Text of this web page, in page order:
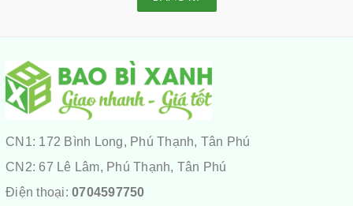
CN1: 172 Bình Long, Phú Thạnh, Tân Phú
CN2: 67 Lê Lâm, Phú Thạnh, Tân Phú
Điện thoại: 0704597750